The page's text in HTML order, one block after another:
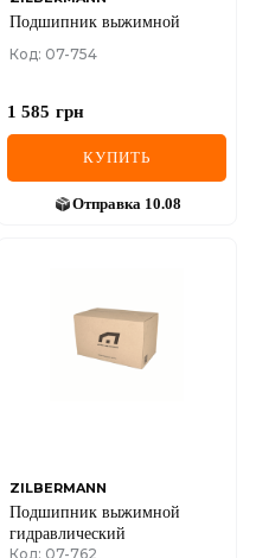
Подшипник выжимной
Код: 07-754
1 585 грн
КУПИТЬ
Отправка 10.08
ZILBERMANN
Подшипник выжимной
гидравлический
Код: 07-762